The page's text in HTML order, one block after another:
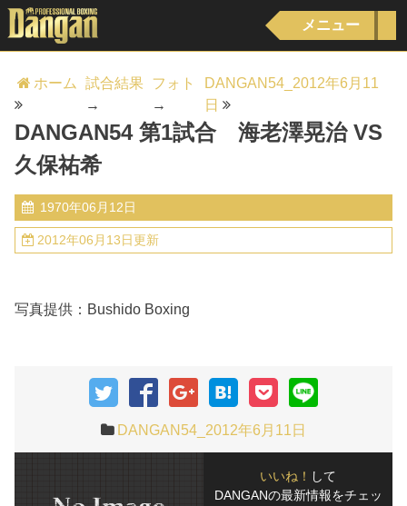
メニュー
ホーム
試合結果
→
フォト
→
DANGAN54_2012年6月11
日
DANGAN54 第1試合 海老澤晃治 VS
久保祐希
1970年06月12日
2012年06月13日更新
写真提供：Bushido Boxing
DANGAN54_2012年6月11日
いいね！ して
DANGANの最新情報をチェッ